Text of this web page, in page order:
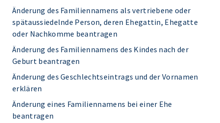
Änderung des Familiennamens als vertriebene oder
spätaussiedelnde Person, deren Ehegattin, Ehegatte
oder Nachkomme beantragen
Änderung des Familiennamens des Kindes nach der
Geburt beantragen
Änderung des Geschlechtseintrags und der Vornamen
erklären
Änderung eines Familiennamens bei einer Ehe
beantragen